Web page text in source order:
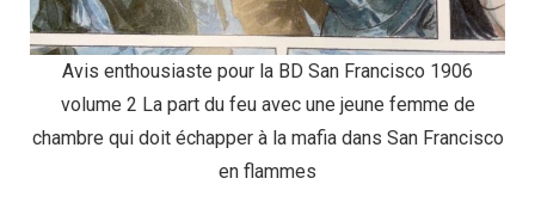
Avis enthousiaste pour la BD San Francisco 1906
volume 2 La part du feu avec une jeune femme de
chambre qui doit échapper à la mafia dans San Francisco
en flammes